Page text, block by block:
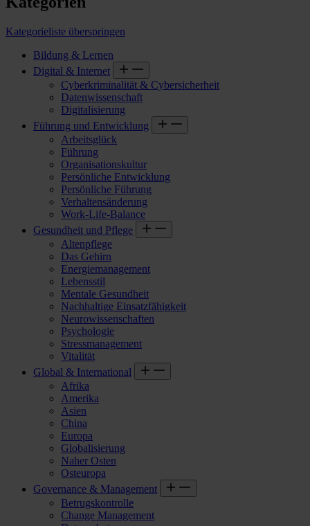
Kategorieliste überspringen
Bildung & Lernen
Digital & Internet
Cyberkriminalität & Cybersicherheit
Datenwissenschaft
Digitalisierung
Führung und Entwicklung
Arbeitsglück
Führung
Organisationskultur
Persönliche Entwicklung
Persönliche Führung
Verhaltensänderung
Work-Life-Balance
Gesundheit und Pflege
Altenpflege
Das Gehirn
Energiemanagement
Lebensstil
Mentale Gesundheit
Nachhaltige Einsatzfähigkeit
Neurowissenschaften
Psychologie
Stressmanagement
Vitalität
Global & International
Afrika
Amerika
Asien
China
Europa
Globalisierung
Naher Osten
Osteuropa
Governance & Management
Betrugskontrolle
Change Management